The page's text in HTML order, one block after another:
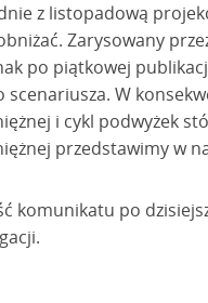
z listopadową
Zarysowany
po piątkowej
scenariusza. W
i cykl podwyżek
przedstawimy w
komunikatu po